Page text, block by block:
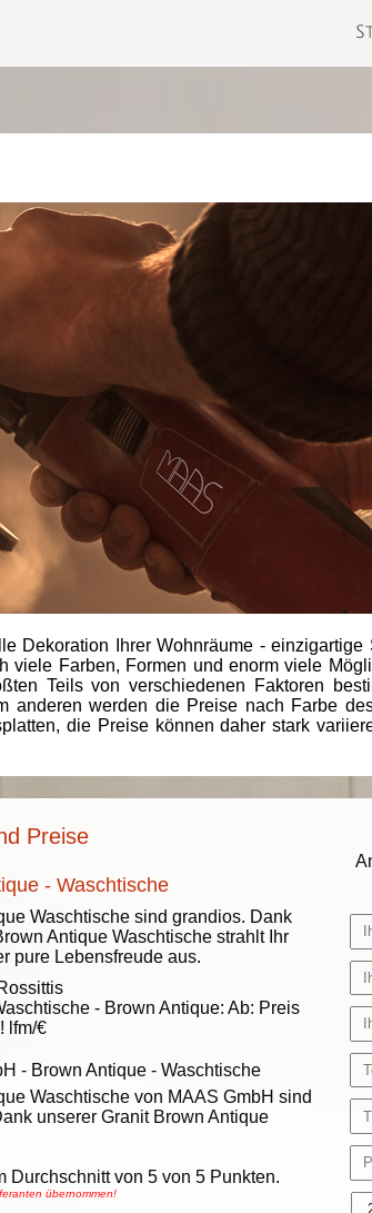
Dekoration Ihrer Wohnräume -
viele Farben, Formen und enorm viele
Teils von verschiedenen Faktoren
anderen werden die Preise nach Farbe
die Preise können daher stark
Preise
- Waschtische
Waschtische sind grandios. Dank
Antique Waschtische strahlt Ihr
pure Lebensfreude aus.
- Brown Antique: Ab: Preis
lfm/€
- Brown Antique - Waschtische
Waschtische von MAAS GmbH sind
unserer Granit Brown Antique
Durchschnitt von 5 von 5 Punkten.
übernommen!